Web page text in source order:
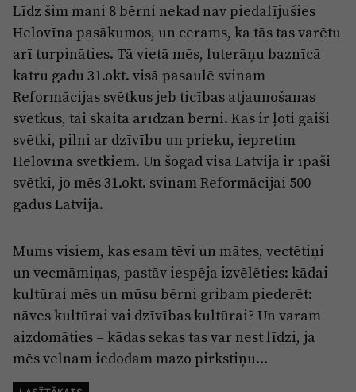
Līdz šim mani 8 bērni nekad nav piedalījušies
Helovīna pasākumos, un cerams, ka tās tas varētu
arī turpināties. Tā vietā mēs, luterāņu baznīcā
katru gadu 31.okt. visā pasaulē svinam
Reformācijas svētkus jeb ticības atjaunošanas
svētkus, tai skaitā arīdzan bērni. Kas ir ļoti gaiši
svētki, pilni ar dzīvību un prieku, iepretim
Helovīna svētkiem. Un šogad visā Latvijā ir īpaši
svētki, jo mēs 31.okt. svinam Reformācijai 500
gadus Latvijā.
Mums visiem, kas esam tēvi un mātes, vectētiņi
un vecmāmiņas, pastāv iespēja izvēlēties: kādai
kultūrai mēs un mūsu bērni gribam piederēt:
nāves kultūrai vai dzīvības kultūrai? Un varam
aizdomāties – kādas sekas tas var nest līdzi, ja
mēs velnam iedodam mazo pirkstiņu...